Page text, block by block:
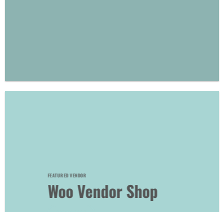
FEATURED VENDOR
Woo Vendor Shop